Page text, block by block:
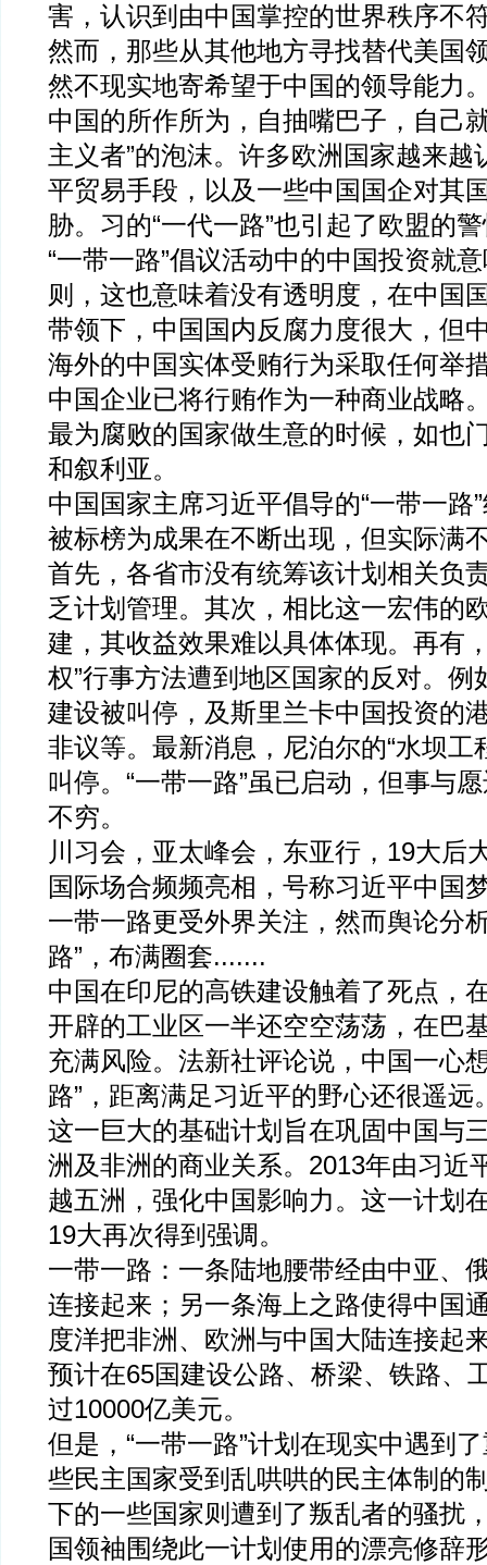
害，认识到由中国掌控的世界秩序不
然而，那些从其他地方寻找替代美国
然不现实地寄希望于中国的领导能力
中国的所作所为，自抽嘴巴子，自己
主义者”的泡沫。许多欧洲国家越来越
平贸易手段，以及一些中国国企对其
胁。习的“一代一路”也引起了欧盟的
“一带一路”倡议活动中的中国投资就
则，这也意味着没有透明度，在中国
带领下，中国国内反腐力度很大，但
海外的中国实体受贿行为采取任何举
中国企业已将行贿作为一种商业战略
最为腐败的国家做生意的时候，如也
和叙利亚。
中国国家主席习近平倡导的“一带一路
被标榜为成果在不断出现，但实际满
首先，各省市没有统筹该计划相关负
乏计划管理。其次，相比这一宏伟的
建，其收益效果难以具体体现。再有
权”行事方法遭到地区国家的反对。例
建设被叫停，及斯里兰卡中国投资的
非议等。最新消息，尼泊尔的“水坝工
叫停。“一带一路”虽已启动，但事与
不穷。
川习会，亚太峰会，东亚行，19大后
国际场合频频亮相，号称习近平中国
一带一路更受外界关注，然而舆论分
路”，布满圈套.......
中国在印尼的高铁建设触着了死点，
开辟的工业区一半还空空荡荡，在巴
充满风险。法新社评论说，中国一心
路”，距离满足习近平的野心还很遥远
这一巨大的基础计划旨在巩固中国与
洲及非洲的商业关系。2013年由习近
越五洲，强化中国影响力。这一计划
19大再次得到强调。
一带一路：一条陆地腰带经由中亚、
连接起来；另一条海上之路使得中国
度洋把非洲、欧洲与中国大陆连接起
预计在65国建设公路、桥梁、铁路、
过10000亿美元。
但是，“一带一路”计划在现实中遇到
些民主国家受到乱哄哄的民主体制的
下的一些国家则遭到了叛乱者的骚扰
国领袖围绕此一计划使用的漂亮修辞